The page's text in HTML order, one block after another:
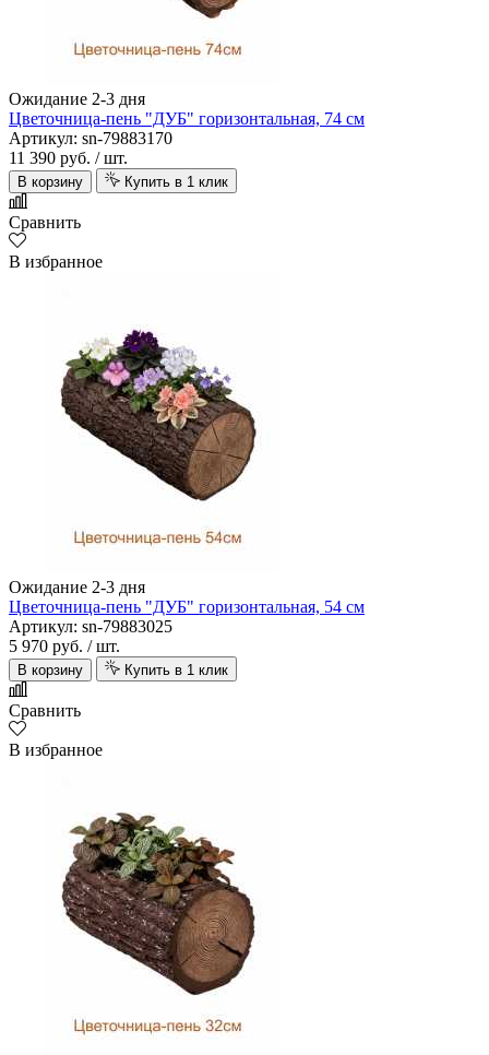
Ожидание 2-3 дня
Цветочница-пень "ДУБ" горизонтальная, 74 см
Артикул: sn-79883170
11 390 руб. / шт.
В корзину Купить в 1 клик
Сравнить
В избранное
Ожидание 2-3 дня
Цветочница-пень "ДУБ" горизонтальная, 54 см
Артикул: sn-79883025
5 970 руб. / шт.
В корзину Купить в 1 клик
Сравнить
В избранное